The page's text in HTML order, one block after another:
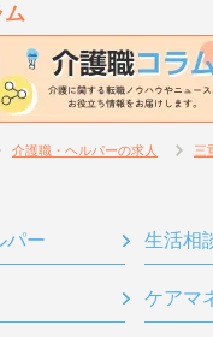
介護職・ヘルパーの求人 三
パー 生活相
ケアマ